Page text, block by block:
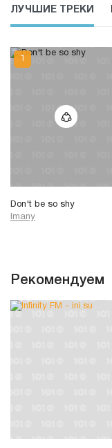
ЛУЧШИЕ ТРЕКИ
Don't be so shy
Imany
Рекомендуем